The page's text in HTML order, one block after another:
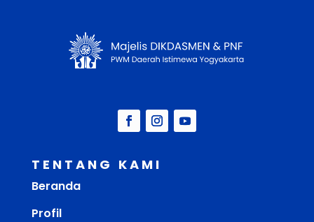
TENTANG KAMI
Beranda
Profil